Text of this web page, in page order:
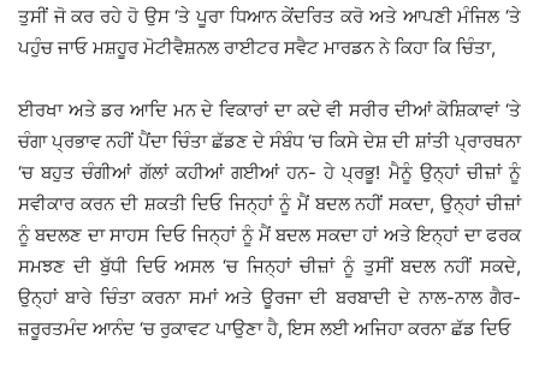
ਤੁਸੀਂ ਜੋ ਕਰ ਰਹੇ ਹੋ ਉਸ ‘ਤੇ ਪੂਰਾ ਧਿਆਨ ਕੇਂਦਰਿਤ ਕਰੋ ਅਤੇ ਆਪਣੀ ਮੰਜਿਲ ‘ਤੇ
ਪਹੁੰਚ ਜਾਓ ਮਸ਼ਹੂਰ ਮੋਟੀਵੈਸ਼ਨਲ ਰਾਈਟਰ ਸਵੈਟ ਮਾਰਡਨ ਨੇ ਕਿਹਾ ਕਿ ਚਿੰਤਾ,
ਈਰਖਾ ਅਤੇ ਡਰ ਆਦਿ ਮਨ ਦੇ ਵਿਕਾਰਾਂ ਦਾ ਕਦੇ ਵੀ ਸਰੀਰ ਦੀਆਂ ਕੋਸ਼ਿਕਾਵਾਂ ‘ਤੇ
ਚੰਗਾ ਪ੍ਰਭਾਵ ਨਹੀਂ ਪੈਂਦਾ ਚਿੰਤਾ ਛੱਡਣ ਦੇ ਸੰਬੰਧ ‘ਚ ਕਿਸੇ ਦੇਸ਼ ਦੀ ਸ਼ਾਂਤੀ ਪ੍ਰਾਰਥਨਾ
‘ਚ ਬਹੁਤ ਚੰਗੀਆਂ ਗੱਲਾਂ ਕਹੀਆਂ ਗਈਆਂ ਹਨ- ਹੇ ਪ੍ਰਭੂ! ਮੈਨੂੰ ਉਨ੍ਹਾਂ ਚੀਜ਼ਾਂ ਨੂੰ
ਸਵੀਕਾਰ ਕਰਨ ਦੀ ਸ਼ਕਤੀ ਦਿਓ ਜਿਨ੍ਹਾਂ ਨੂੰ ਮੈਂ ਬਦਲ ਨਹੀਂ ਸਕਦਾ, ਉਨ੍ਹਾਂ ਚੀਜ਼ਾਂ
ਨੂੰ ਬਦਲਣ ਦਾ ਸਾਹਸ ਦਿਓ ਜਿਨ੍ਹਾਂ ਨੂੰ ਮੈਂ ਬਦਲ ਸਕਦਾ ਹਾਂ ਅਤੇ ਇਨ੍ਹਾਂ ਦਾ ਫਰਕ
ਸਮਝਣ ਦੀ ਬੁੱਧੀ ਦਿਓ ਅਸਲ ‘ਚ ਜਿਨ੍ਹਾਂ ਚੀਜ਼ਾਂ ਨੂੰ ਤੁਸੀਂ ਬਦਲ ਨਹੀਂ ਸਕਦੇ,
ਉਨ੍ਹਾਂ ਬਾਰੇ ਚਿੰਤਾ ਕਰਨਾ ਸਮਾਂ ਅਤੇ ਊਰਜਾ ਦੀ ਬਰਬਾਦੀ ਦੇ ਨਾਲ-ਨਾਲ ਗੈਰ-
ਜ਼ਰੂਰਤਮੰਦ ਆਨੰਦ ‘ਚ ਰੁਕਾਵਟ ਪਾਉਣਾ ਹੈ, ਇਸ ਲਈ ਅਜਿਹਾ ਕਰਨਾ ਛੱਡ ਦਿਓ